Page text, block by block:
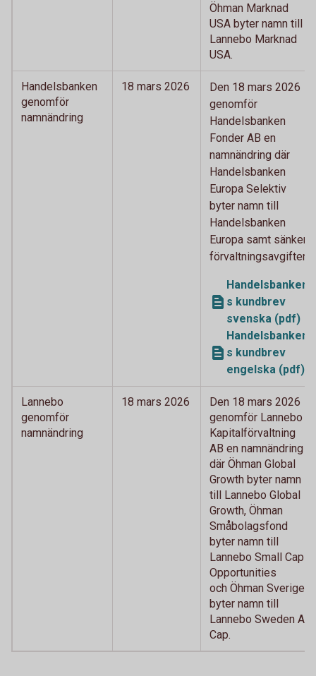
Öhman Marknad
USA byter namn till
Lannebo Marknad
USA.
Handelsbanken
genomför
namnändring
18 mars 2026
Den 18 mars 2026
genomför
Handelsbanken
Fonder AB en
namnändring där
Handelsbanken
Europa Selektiv
byter namn till
Handelsbanken
Europa samt sänker
förvaltningsavgiften.
Handelsbanken
s kundbrev
svenska (pdf)
Handelsbanken
s kundbrev
engelska (pdf)
Lannebo
genomför
namnändring
18 mars 2026
Den 18 mars 2026
genomför Lannebo
Kapitalförvaltning
AB en namnändring
där Öhman Global
Growth byter namn
till Lannebo Global
Growth, Öhman
Småbolagsfond
byter namn till
Lannebo Small Cap
Opportunities
och Öhman Sverige
byter namn till
Lannebo Sweden All
Cap.